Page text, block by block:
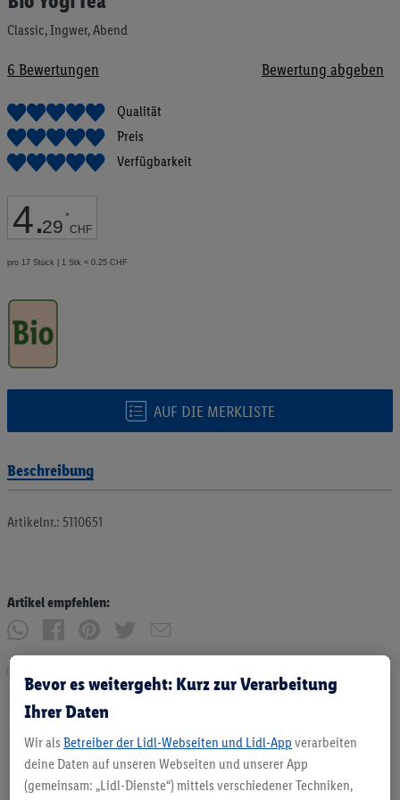
Classic, Ingwer, Abend
6 Bewertungen Bewertung abgeben
Qualität
Preis
Verfügbarkeit
4.29 *
CHF
pro 17 Stück | 1 Stk = 0.25 CHF
AUF DIE MERKLISTE
Anfang
der
springen
Beschreibung
Artikelnr.: 5110651
Artikel empfehlen:
Drucken
Bevor es weitergeht: Kurz zur Verarbeitung
Ihrer Daten
Wir als Betreiber der Lidl-Webseiten und Lidl-App verarbeiten
deine Daten auf unseren Webseiten und unserer App
(gemeinsam: „Lidl-Dienste“) mittels verschiedener Techniken,